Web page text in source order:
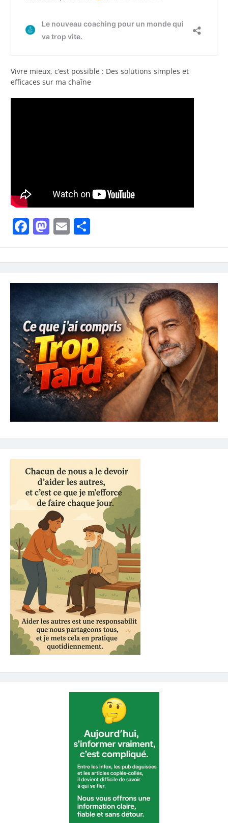
Vivre mieux, c’est possible : Des solutions simples et
efficaces sur ma chaîne
Facebook
Mastodon
Email